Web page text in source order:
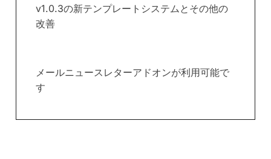
v1.0.3の新テンプレートシステムとその他の
改善
メールニュースレターアドオンが利用可能で
す